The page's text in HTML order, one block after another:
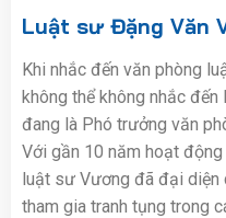
Luật sư Đặng Văn
Khi nhắc đến văn phòng
không thể không nhắc
đang là Phó trưởng văn
Với gần 10 năm hoạt
luật sư Vương đã đại diện
tham gia tranh tụng trong